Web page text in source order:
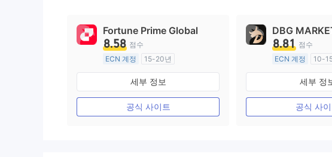
Fortune Prime Global
8.58 점수
ECN 계정
15-20년
호주 규제
외환 거래 라이선스 (MM)
마스터 레이블 MT4
세부 정보
공식 사이트
DBG
8.81 점수
ECN 계정
10-
호주 규제
외환 거래 라이선
마스터 레이블
세부 정
공식 사